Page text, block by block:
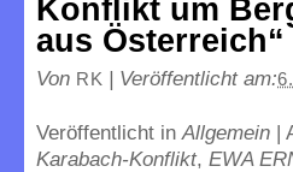
Konflikt um
aus Österreich“
Von RK | Veröffentlicht am:
Veröffentlicht inAllgemein |
Karabach-Konflikt, EWA